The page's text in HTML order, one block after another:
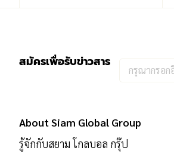
สมัครเพื่อรับข่าวสาร
กรอก
รับ
ข่าวสาร:
About Siam Global Group
รู้จักกับสยาม โกลบอล กรุ๊ป